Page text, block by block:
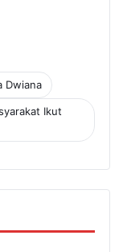
Dwiana
Ikut